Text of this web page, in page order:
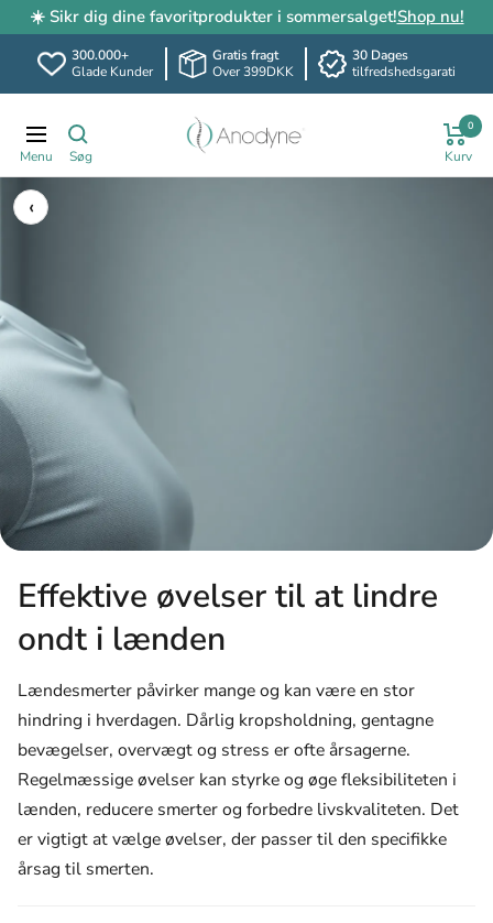
☀️ Sikr dig dine favoritprodukter i sommersalget!Shop nu!
300.000+
Glade Kunder
Gratis fragt
Over 399DKK
30 Dages
tilfredshedsgarati
indhold
Translation
missing:
da.header.general.navigation
Anodyne.dk 0
‹
Effektive øvelser til at lindre
ondt i lænden
Lændesmerter påvirker mange og kan være en stor
hindring i hverdagen. Dårlig kropsholdning, gentagne
bevægelser, overvægt og stress er ofte årsagerne.
Regelmæssige øvelser kan styrke og øge fleksibiliteten i
lænden, reducere smerter og forbedre livskvaliteten. Det
er vigtigt at vælge øvelser, der passer til den specifikke
årsag til smerten.